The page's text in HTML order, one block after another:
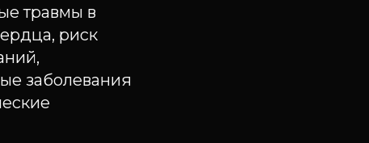
травмы в
риск
заболевания